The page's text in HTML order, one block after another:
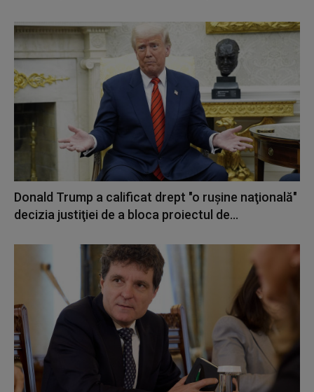
Donald Trump a calificat drept "o ruşine naţională"
decizia justiţiei de a bloca proiectul de...